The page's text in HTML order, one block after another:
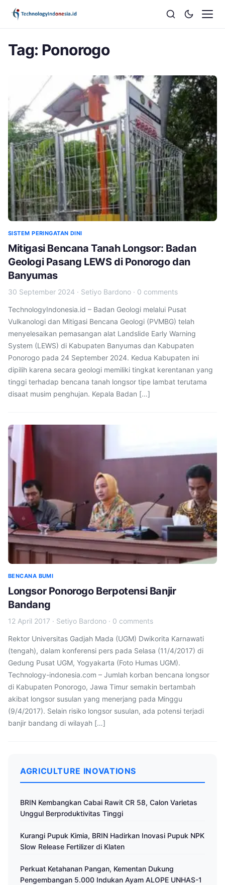
Tag: Ponorogo
SISTEM PERINGATAN DINI
Mitigasi Bencana Tanah Longsor: Badan
Geologi Pasang LEWS di Ponorogo dan
Banyumas
30 September 2024 · Setiyo Bardono · 0 comments
TechnologyIndonesia.id – Badan Geologi melalui Pusat
Vulkanologi dan Mitigasi Bencana Geologi (PVMBG) telah
menyelesaikan pemasangan alat Landslide Early Warning
System (LEWS) di Kabupaten Banyumas dan Kabupaten
Ponorogo pada 24 September 2024. Kedua Kabupaten ini
dipilih karena secara geologi memiliki tingkat kerentanan yang
tinggi terhadap bencana tanah longsor tipe lambat terutama
disaat musim penghujan. Kepala Badan […]
BENCANA BUMI
Longsor Ponorogo Berpotensi Banjir
Bandang
12 April 2017 · Setiyo Bardono · 0 comments
Rektor Universitas Gadjah Mada (UGM) Dwikorita Karnawati
(tengah), dalam konferensi pers pada Selasa (11/4/2017) di
Gedung Pusat UGM, Yogyakarta (Foto Humas UGM).
Technology-indonesia.com – Jumlah korban bencana longsor
di Kabupaten Ponorogo, Jawa Timur semakin bertambah
akibat longsor susulan yang menerjang pada Minggu
(9/4/2017). Selain risiko longsor susulan, ada potensi terjadi
banjir bandang di wilayah […]
AGRICULTURE INOVATIONS
BRIN Kembangkan Cabai Rawit CR 58, Calon Varietas
Unggul Berproduktivitas Tinggi
Kurangi Pupuk Kimia, BRIN Hadirkan Inovasi Pupuk NPK
Slow Release Fertilizer di Klaten
Perkuat Ketahanan Pangan, Kementan Dukung
Pengembangan 5.000 Indukan Ayam ALOPE UNHAS-1